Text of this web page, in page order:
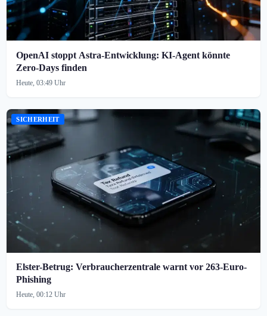
OpenAI stoppt Astra-Entwicklung: KI-Agent könnte
Zero-Days finden
Heute, 03:49 Uhr
SICHERHEIT
Elster-Betrug: Verbraucherzentrale warnt vor 263-Euro-
Phishing
Heute, 00:12 Uhr